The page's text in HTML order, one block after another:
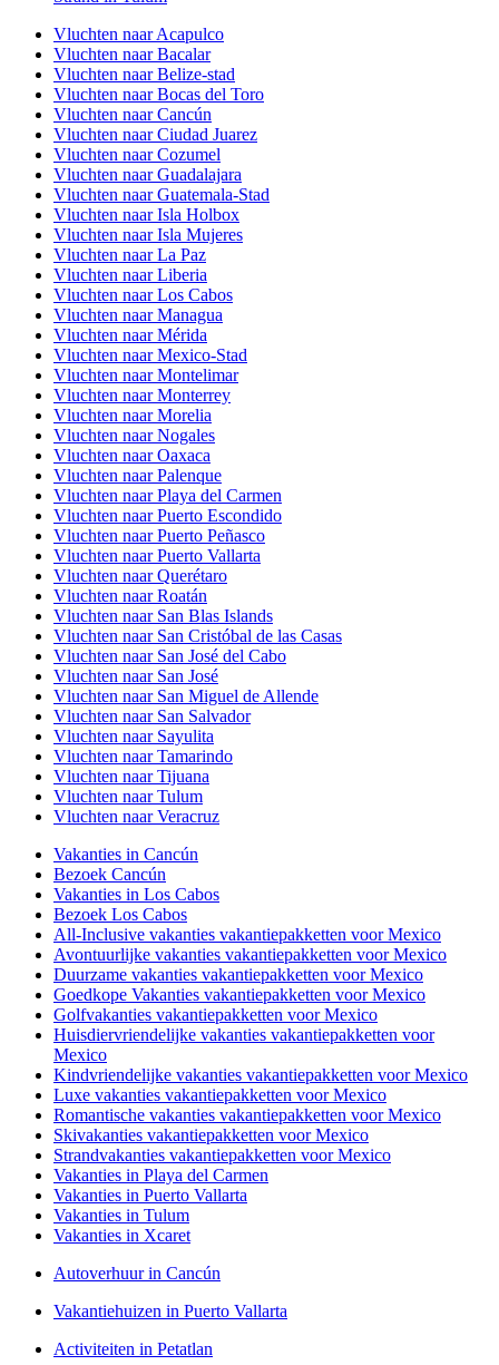
Vluchten naar Acapulco
Vluchten naar Bacalar
Vluchten naar Belize-stad
Vluchten naar Bocas del Toro
Vluchten naar Cancún
Vluchten naar Ciudad Juarez
Vluchten naar Cozumel
Vluchten naar Guadalajara
Vluchten naar Guatemala-Stad
Vluchten naar Isla Holbox
Vluchten naar Isla Mujeres
Vluchten naar La Paz
Vluchten naar Liberia
Vluchten naar Los Cabos
Vluchten naar Managua
Vluchten naar Mérida
Vluchten naar Mexico-Stad
Vluchten naar Montelimar
Vluchten naar Monterrey
Vluchten naar Morelia
Vluchten naar Nogales
Vluchten naar Oaxaca
Vluchten naar Palenque
Vluchten naar Playa del Carmen
Vluchten naar Puerto Escondido
Vluchten naar Puerto Peñasco
Vluchten naar Puerto Vallarta
Vluchten naar Querétaro
Vluchten naar Roatán
Vluchten naar San Blas Islands
Vluchten naar San Cristóbal de las Casas
Vluchten naar San José del Cabo
Vluchten naar San José
Vluchten naar San Miguel de Allende
Vluchten naar San Salvador
Vluchten naar Sayulita
Vluchten naar Tamarindo
Vluchten naar Tijuana
Vluchten naar Tulum
Vluchten naar Veracruz
Vakanties in Cancún
Bezoek Cancún
Vakanties in Los Cabos
Bezoek Los Cabos
All-Inclusive vakanties vakantiepakketten voor Mexico
Avontuurlijke vakanties vakantiepakketten voor Mexico
Duurzame vakanties vakantiepakketten voor Mexico
Goedkope Vakanties vakantiepakketten voor Mexico
Golfvakanties vakantiepakketten voor Mexico
Huisdiervriendelijke vakanties vakantiepakketten voor
Mexico
Kindvriendelijke vakanties vakantiepakketten voor Mexico
Luxe vakanties vakantiepakketten voor Mexico
Romantische vakanties vakantiepakketten voor Mexico
Skivakanties vakantiepakketten voor Mexico
Strandvakanties vakantiepakketten voor Mexico
Vakanties in Playa del Carmen
Vakanties in Puerto Vallarta
Vakanties in Tulum
Vakanties in Xcaret
Autoverhuur in Cancún
Vakantiehuizen in Puerto Vallarta
Activiteiten in Petatlan